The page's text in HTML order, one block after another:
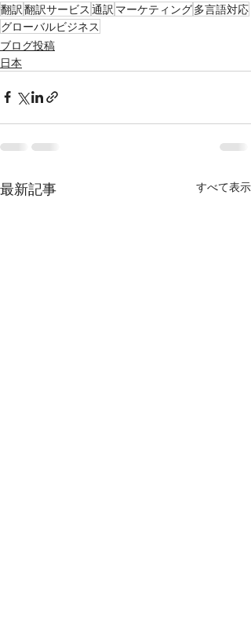
翻訳 翻訳サービス 通訳 マーケティング多言語対応
グローバルビジネス
ブログ投稿
日本
最新記事 すべて表示